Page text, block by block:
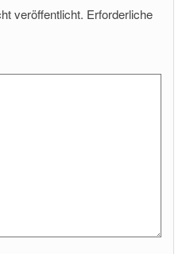
veröffentlicht. Erforderliche